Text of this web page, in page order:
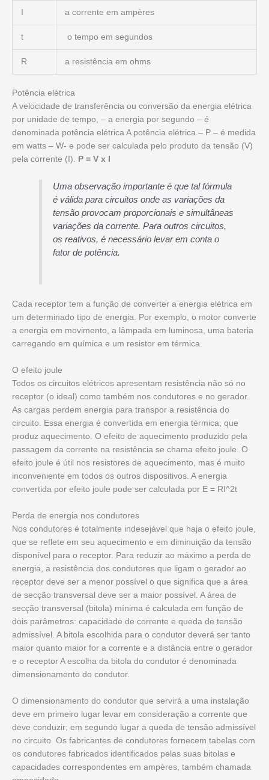
I a corrente em ampères
t o tempo em segundos
R a resistência em ohms
Potência elétrica
A velocidade de transferência ou conversão da energia elétrica
por unidade de tempo, – a energia por segundo – é
denominada potência elétrica A potência elétrica – P – é medida
em watts – W- e pode ser calculada pelo produto da tensão (V)
pela corrente (I). P = V x I
Uma observação importante é que tal fórmula
é válida para circuitos onde as variações da
tensão provocam proporcionais e simultâneas
variações da corrente. Para outros circuitos,
os reativos, é necessário levar em conta o
fator de potência.
Cada receptor tem a função de converter a energia elétrica em
um determinado tipo de energia. Por exemplo, o motor converte
a energia em movimento, a lâmpada em luminosa, uma bateria
carregando em química e um resistor em térmica.
O efeito joule
Todos os circuitos elétricos apresentam resistência não só no
receptor (o ideal) como também nos condutores e no gerador.
As cargas perdem energia para transpor a resistência do
circuito. Essa energia é convertida em energia térmica, que
produz aquecimento. O efeito de aquecimento produzido pela
passagem da corrente na resistência se chama efeito joule. O
efeito joule é útil nos resistores de aquecimento, mas é muito
inconveniente em todos os outros dispositivos. A energia
convertida por efeito joule pode ser calculada por E = RI^2t
Perda de energia nos condutores
Nos condutores é totalmente indesejável que haja o efeito joule,
que se reflete em seu aquecimento e em diminuição da tensão
disponível para o receptor. Para reduzir ao máximo a perda de
energia, a resistência dos condutores que ligam o gerador ao
receptor deve ser a menor possível o que significa que a área
de secção transversal deve ser a maior possível. A área de
secção transversal (bitola) mínima é calculada em função de
dois parâmetros: capacidade de corrente e queda de tensão
admissível. A bitola escolhida para o condutor deverá ser tanto
maior quanto maior for a corrente e a distância entre o gerador
e o receptor A escolha da bitola do condutor é denominada
dimensionamento do condutor.
O dimensionamento do condutor que servirá a uma instalação
deve em primeiro lugar levar em consideração a corrente que
deve conduzir; em segundo lugar a queda de tensão admissível
no circuito. Os fabricantes de condutores fornecem tabelas com
os condutores fabricados identificados pelas suas bitolas e
capacidades correspondentes em ampères, também chamada